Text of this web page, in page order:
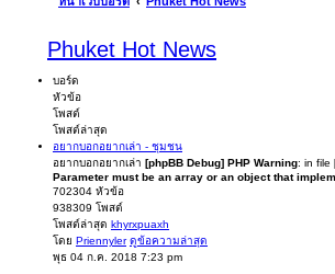
Phuket Hot News
บอร์ด
หัวข้อ
โพสต์
โพสต์ล่าสุด
อยากบอกอยากเล่า - ชุมชน
อยากบอกอยากเล่า [phpBB Debug] PHP Warning: in file
Parameter must be an array or an object that
702304 หัวข้อ
938309 โพสต์
โพสต์ล่าสุด khyrxpuaxh
โดย Priennyler ดูข้อความล่าสุด
พุธ 04 ก.ค. 2018 7:23 pm